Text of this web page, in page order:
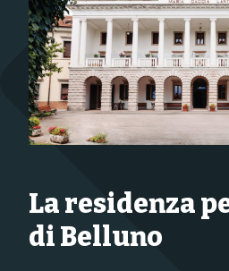
La residenza
di Belluno